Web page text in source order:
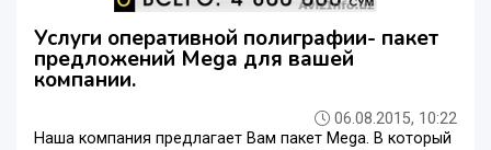
Услуги оперативной полиграфии- пакет
предложений Mega для вашей
компании.
06.08.2015, 10:22
Наша компания предлагает Вам пакет Mega. В который